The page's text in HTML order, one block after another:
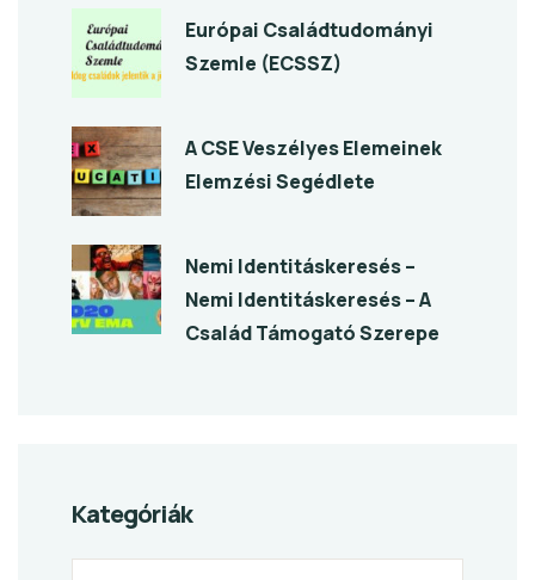
Európai Családtudományi
Szemle (ECSSZ)
A CSE Veszélyes Elemeinek
Elemzési Segédlete
Nemi Identitáskeresés –
Nemi Identitáskeresés – A
Család Támogató Szerepe
Kategóriák